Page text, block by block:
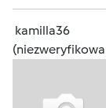
kamilla36